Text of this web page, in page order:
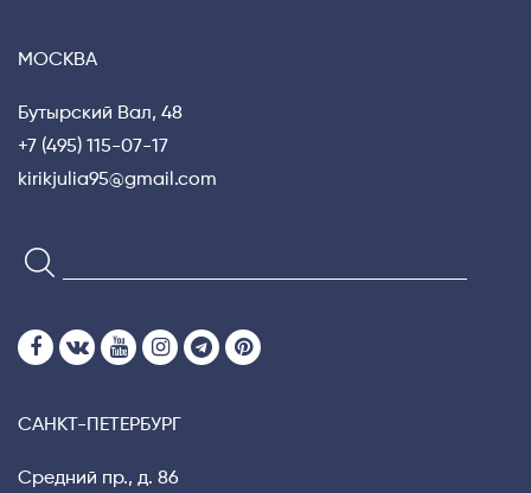
МОСКВА
Бутырский Вал, 48
+7 (495) 115-07-17
kirikjulia95@gmail.com
САНКТ-ПЕТЕРБУРГ
Средний пр., д. 86